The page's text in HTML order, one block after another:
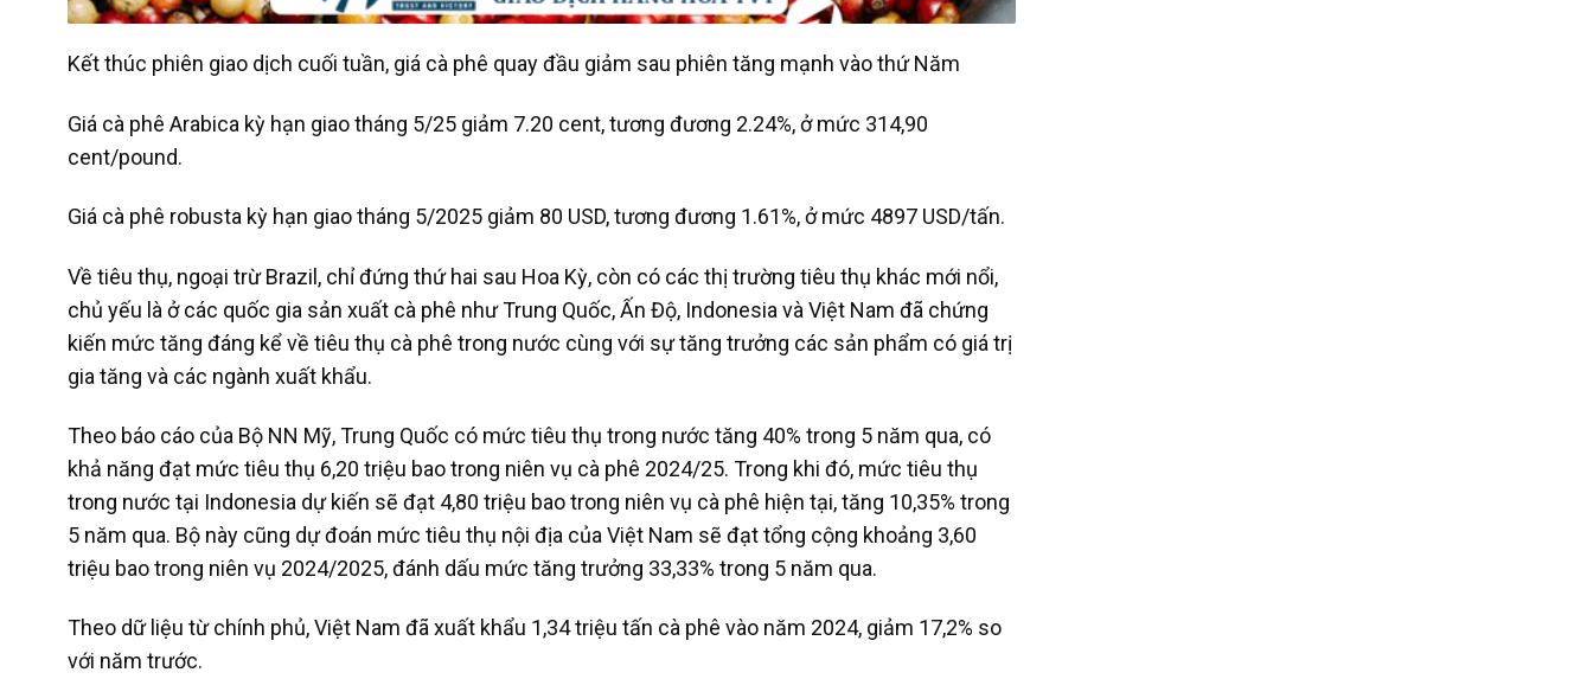
Kết thúc phiên giao dịch cuối tuần, giá cà phê quay đầu giảm sau phiên tăng mạnh vào thứ Năm
Giá cà phê Arabica kỳ hạn giao tháng 5/25 giảm 7.20 cent, tương đương 2.24%, ở mức 314,90
cent/pound.
Giá cà phê robusta kỳ hạn giao tháng 5/2025 giảm 80 USD, tương đương 1.61%, ở mức 4897 USD/tấn.
Về tiêu thụ, ngoại trừ Brazil, chỉ đứng thứ hai sau Hoa Kỳ, còn có các thị trường tiêu thụ khác mới nổi,
chủ yếu là ở các quốc gia sản xuất cà phê như Trung Quốc, Ấn Độ, Indonesia và Việt Nam đã chứng
kiến mức tăng đáng kể về tiêu thụ cà phê trong nước cùng với sự tăng trưởng các sản phẩm có giá trị
gia tăng và các ngành xuất khẩu.
Theo báo cáo của Bộ NN Mỹ, Trung Quốc có mức tiêu thụ trong nước tăng 40% trong 5 năm qua, có
khả năng đạt mức tiêu thụ 6,20 triệu bao trong niên vụ cà phê 2024/25. Trong khi đó, mức tiêu thụ
trong nước tại Indonesia dự kiến sẽ đạt 4,80 triệu bao trong niên vụ cà phê hiện tại, tăng 10,35% trong
5 năm qua. Bộ này cũng dự đoán mức tiêu thụ nội địa của Việt Nam sẽ đạt tổng cộng khoảng 3,60
triệu bao trong niên vụ 2024/2025, đánh dấu mức tăng trưởng 33,33% trong 5 năm qua.
Theo dữ liệu từ chính phủ, Việt Nam đã xuất khẩu 1,34 triệu tấn cà phê vào năm 2024, giảm 17,2% so
với năm trước.